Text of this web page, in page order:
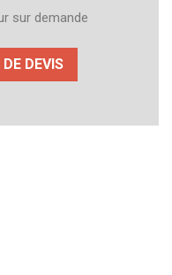
sur demande
DEVIS